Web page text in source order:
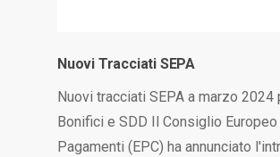
Nuovi Tracciati SEPA
Nuovi tracciati SEPA a marzo 2024
Bonifici e SDD Il Consiglio
Pagamenti (EPC) ha annunciato